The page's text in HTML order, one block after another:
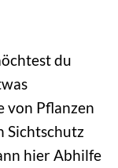
du
von Pflanzen
Sichtschutz
hier Abhilfe